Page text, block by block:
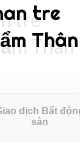
tre
Thân
tre
Thân
dịch Bất
sản